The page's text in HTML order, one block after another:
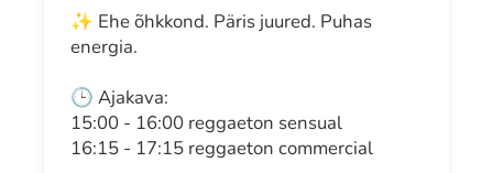
✨ Ehe õhkkond. Päris juured. Puhas
energia.
🕒 Ajakava:
15:00 - 16:00 reggaeton sensual
16:15 - 17:15 reggaeton commercial